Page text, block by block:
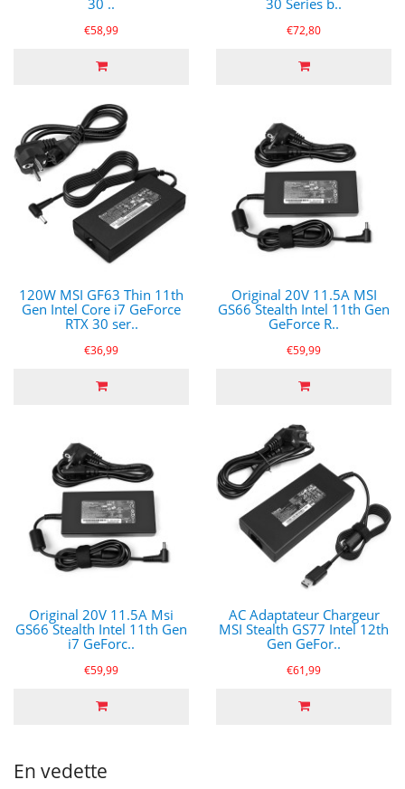
30 ..
€58,99
30 Series b..
€72,80
120W MSI GF63 Thin 11th
Gen Intel Core i7 GeForce
RTX 30 ser..
€36,99
Original 20V 11.5A MSI
GS66 Stealth Intel 11th Gen
GeForce R..
€59,99
Original 20V 11.5A Msi
GS66 Stealth Intel 11th Gen
i7 GeForc..
€59,99
AC Adaptateur Chargeur
MSI Stealth GS77 Intel 12th
Gen GeFor..
€61,99
En vedette